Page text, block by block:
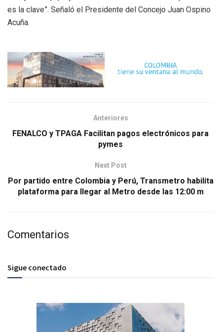
es la clave”. Señaló el Presidente del Concejo Juan Ospino
Acuña.
Anteriores
FENALCO y TPAGA Facilitan pagos electrónicos para
pymes
Next Post
Por partido entre Colombia y Perú, Transmetro habilita
plataforma para llegar al Metro desde las 12:00 m
Comentarios
Sigue conectado